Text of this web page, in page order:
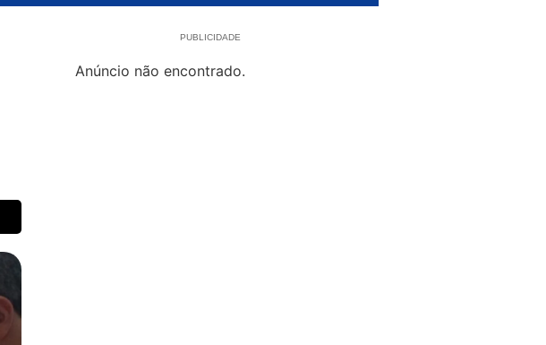
PUBLICIDADE
Anúncio não encontrado.